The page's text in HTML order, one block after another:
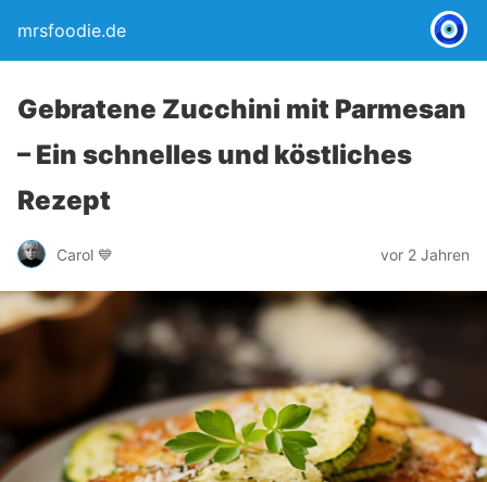
mrsfoodie.de
Gebratene Zucchini mit Parmesan
– Ein schnelles und köstliches
Rezept
Carol 💙 vor 2 Jahren